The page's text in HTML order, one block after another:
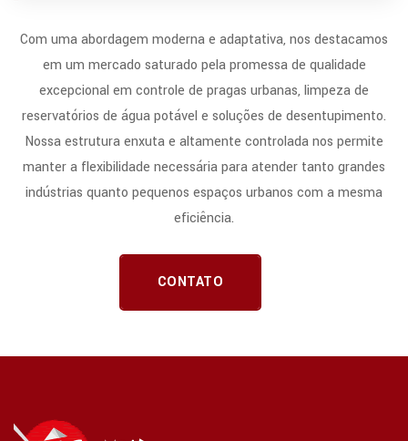
Com uma abordagem moderna e adaptativa, nos destacamos
em um mercado saturado pela promessa de qualidade
excepcional em controle de pragas urbanas, limpeza de
reservatórios de água potável e soluções de desentupimento.
Nossa estrutura enxuta e altamente controlada nos permite
manter a flexibilidade necessária para atender tanto grandes
indústrias quanto pequenos espaços urbanos com a mesma
eficiência.
CONTATO